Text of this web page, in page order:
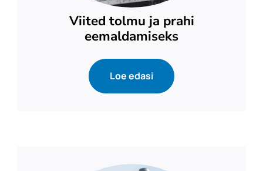
Viited tolmu ja prahi
eemaldamiseks
Loe edasi